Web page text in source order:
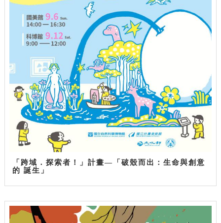
「跨域．探索者！」計畫—「破殼而出：生命與創意
的 誕生」